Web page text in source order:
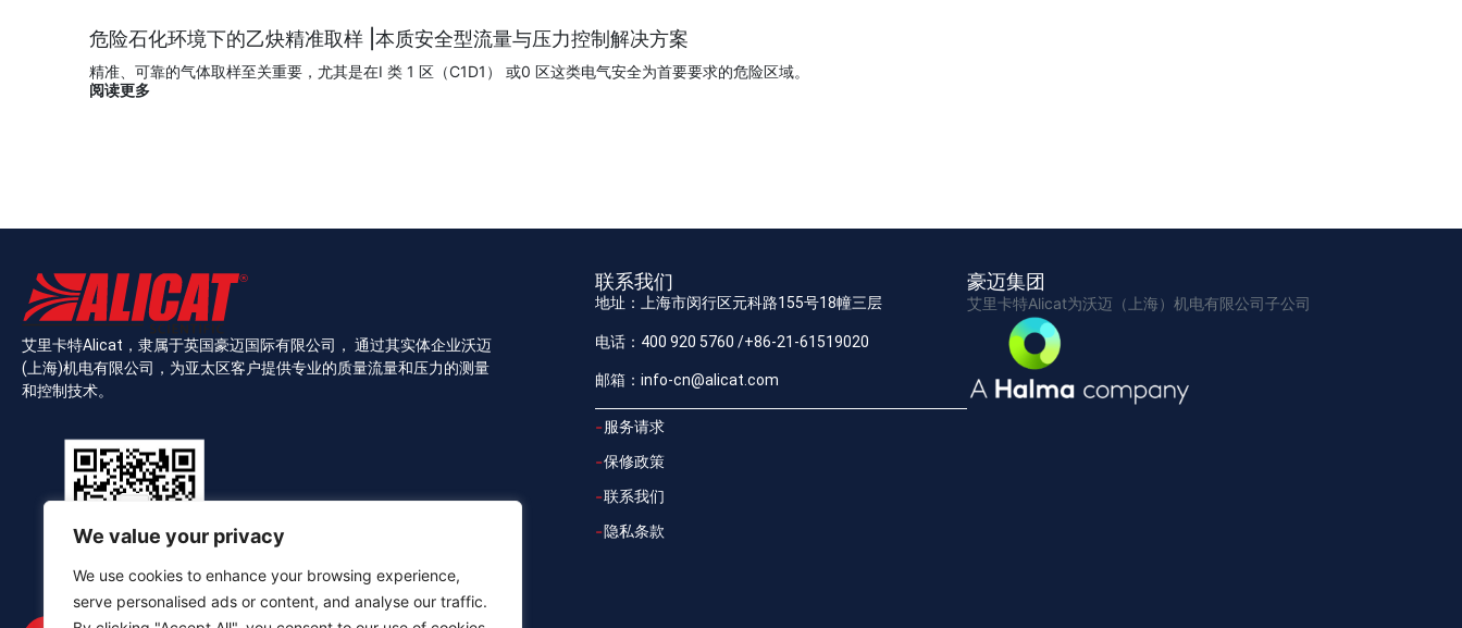
We value your privacy
We use cookies to enhance your browsing experience,
serve personalised ads or content, and analyse our traffic.
危险石化环境下的乙炔精准取样 |本质安全型流量与压力控制解决方案
精准、可靠的气体取样至关重要，尤其是在I 类 1 区（C1D1） 或0 区这类电气安全为首要要求的危险区域。
阅读更多
艾里卡特Alicat，隶属于英国豪迈国际有限公司， 通过其实体企业沃迈
(上海)机电有限公司，为亚太区客户提供专业的质量流量和压力的测量
和控制技术。
扫描关注官方公众号
联系我们
地址：上海市闵行区元科路155号18幢三层
电话：400 920 5760 /+86-21-61519020
邮箱：info-cn@alicat.com
服务请求
保修政策
联系我们
隐私条款
豪迈集团
艾里卡特Alicat为沃迈（上海）机电有限公司子公司